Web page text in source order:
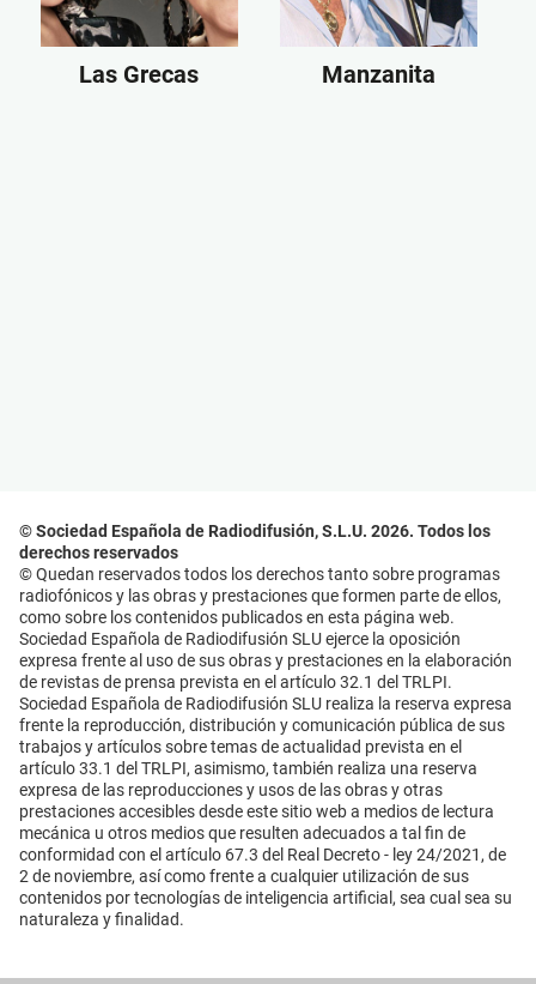
Las Grecas Manzanita
© Sociedad Española de Radiodifusión, S.L.U. 2026. Todos los
derechos reservados
© Quedan reservados todos los derechos tanto sobre programas
radiofónicos y las obras y prestaciones que formen parte de ellos,
como sobre los contenidos publicados en esta página web.
Sociedad Española de Radiodifusión SLU ejerce la oposición
expresa frente al uso de sus obras y prestaciones en la elaboración
de revistas de prensa prevista en el artículo 32.1 del TRLPI.
Sociedad Española de Radiodifusión SLU realiza la reserva expresa
frente la reproducción, distribución y comunicación pública de sus
trabajos y artículos sobre temas de actualidad prevista en el
artículo 33.1 del TRLPI, asimismo, también realiza una reserva
expresa de las reproducciones y usos de las obras y otras
prestaciones accesibles desde este sitio web a medios de lectura
mecánica u otros medios que resulten adecuados a tal fin de
conformidad con el artículo 67.3 del Real Decreto - ley 24/2021, de
2 de noviembre, así como frente a cualquier utilización de sus
contenidos por tecnologías de inteligencia artificial, sea cual sea su
naturaleza y finalidad.